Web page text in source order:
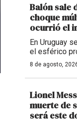
Balón sale
choque
ocurrió el
En Uruguay
el esférico
8 de agosto,
Lionel
muerte de
será este